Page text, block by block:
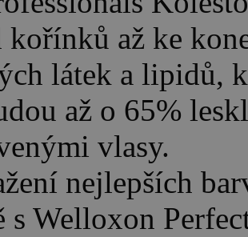
až ke
látek a lipidů,
až o 65%
vlasy.
nejlepších
s Welloxon